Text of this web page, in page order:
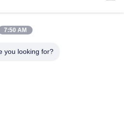
diskon dan banyak lagi.
7:50 AM
you looking for?